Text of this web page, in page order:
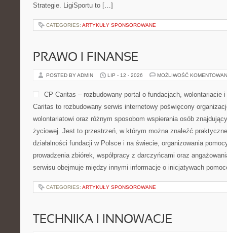
Strategie. LigiSportu to […]
CATEGORIES: ARTYKUŁY SPONSOROWANE
PRAWO I FINANSE
POSTED BY ADMIN LIP - 12 - 2026 MOŻLIWOŚĆ
CP Caritas – rozbudowany portal o fundacjach, wolontariacie
Caritas to rozbudowany serwis internetowy poświęcony
wolontariatowi oraz różnym sposobom wspierania osób
życiowej. Jest to przestrzeń, w którym można znaleźć
działalności fundacji w Polsce i na świecie, organizowania
prowadzenia zbiórek, współpracy z darczyńcami oraz
serwisu obejmuje między innymi informacje o inicjatywach
CATEGORIES: ARTYKUŁY SPONSOROWANE
TECHNIKA I INNOWACJE